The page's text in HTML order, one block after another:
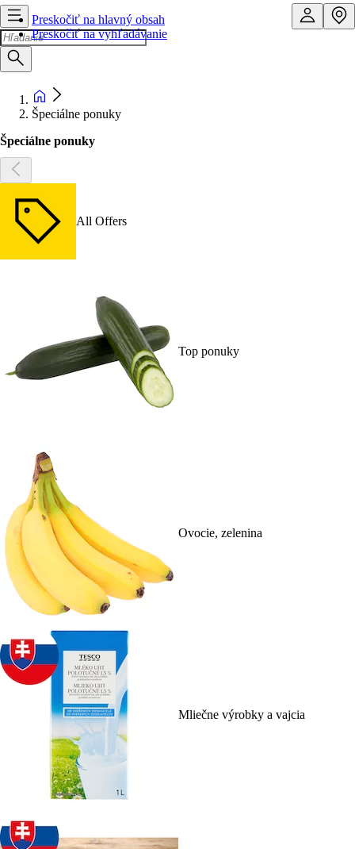
Preskočiť na hlavný obsah
Preskočiť na vyhľadávanie
Špeciálne ponuky
Špeciálne ponuky
All Offers
Top ponuky
Ovocie, zelenina
Mliečne výrobky a vajcia